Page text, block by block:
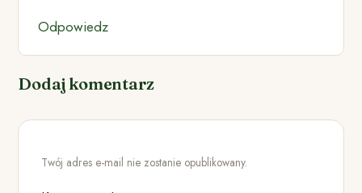
Odpowiedz
Dodaj komentarz
Twój adres e-mail nie zostanie opublikowany.